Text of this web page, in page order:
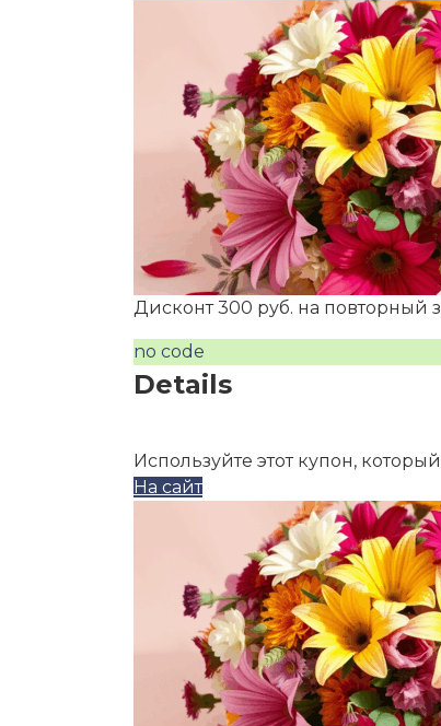
Дисконт 300 руб. на повторный
no code
Details
Используйте этот купон,
На сайт